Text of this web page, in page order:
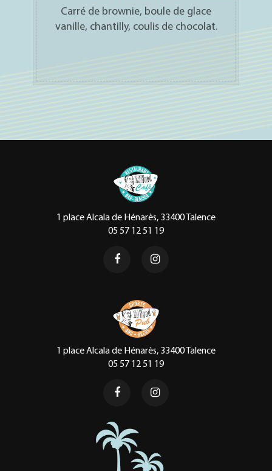
Carré de brownie, boule de glace
vanille, chantilly, coulis de chocolat.
1 place Alcala de Hénarès, 33400 Talence
05 57 12 51 19
1 place Alcala de Hénarès, 33400 Talence
05 57 12 51 19